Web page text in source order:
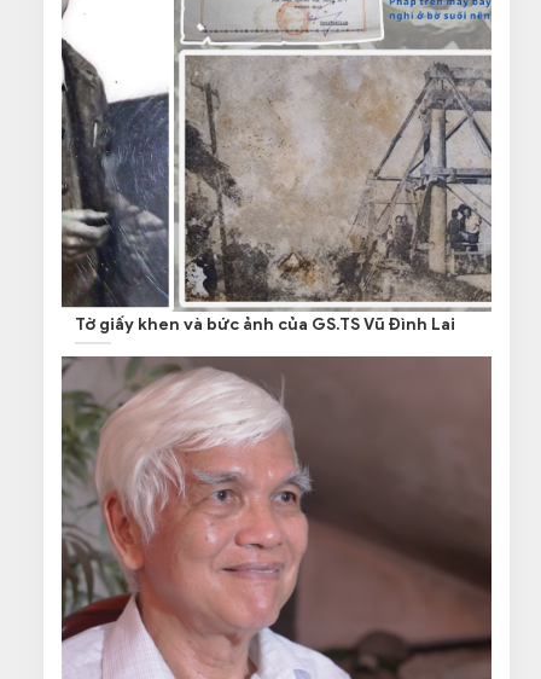
Tờ giấy khen và bức ảnh của GS.TS Vũ Đình Lai